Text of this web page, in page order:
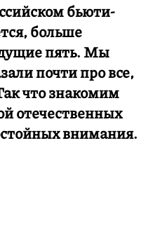
бьюти-
больше
пять. Мы
почти про все,
что знакомим
отечественных
внимания.